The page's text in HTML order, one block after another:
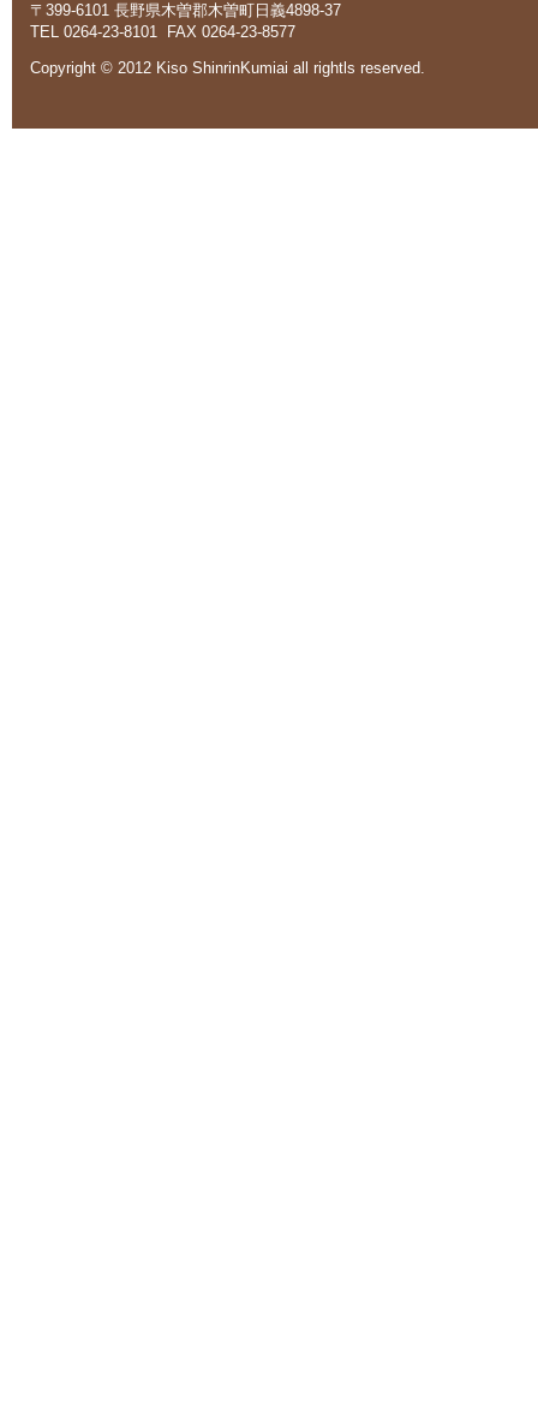
〒399-6101 長野県木曽郡木曽町日義4898-37
TEL 0264-23-8101 FAX 0264-23-8577
Copyright © 2012 Kiso ShinrinKumiai all rightls reserved.